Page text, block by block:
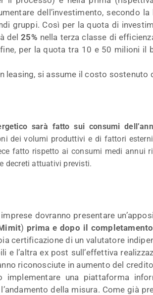
dell’investimento, secondo
gruppi. Così per la quota di
del25% nella terza classe di
per la quota tra 10 e 50 milioni il
leasing, si assume il costo sostenuto
sarà fatto sui consumi
dei volumi produttivi e di fattori
fatto rispetto ai consumi medi annui
decreti attuativi previsti.
dovranno presentare
) prima e dopo il
certificazione di un valutatore
e l’altra ex post sull’effettiva
riconosciute in aumento del
una piattaforma
della misura. Come già